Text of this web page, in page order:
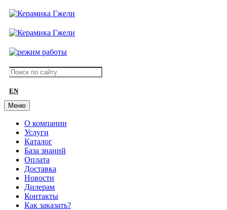
EN
Меню
О компании
Услуги
Каталог
База знаний
Оплата
Доставка
Новости
Дилерам
Контакты
Как заказать?